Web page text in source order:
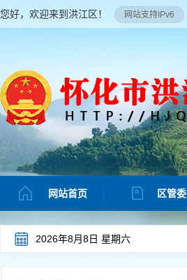
您好，欢迎来到洪江区！ 网站支持IPv6
网站首页 区管委
2026年8月8日 星期六